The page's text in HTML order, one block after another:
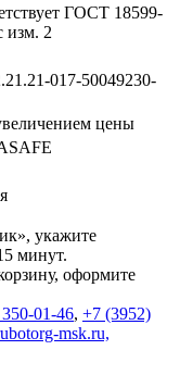
ГОСТ 18599-
изм. 2
017-50049230-
цены
укажите
минут.
оформите
01-46, +7 (3952)
msk.ru,